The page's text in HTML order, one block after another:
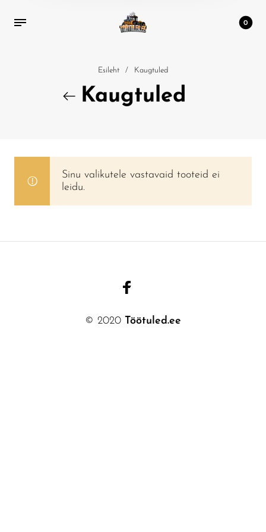
0
Esileht / Kaugtuled
Kaugtuled
Sinu valikutele vastavaid tooteid ei
leidu.
© 2020 Töötuled.ee